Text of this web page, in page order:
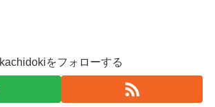
kachidokiをフォローする